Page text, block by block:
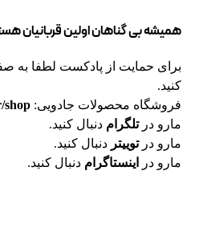
همیشه بی گناهان اولین قربانیان
برای حمایت از پادکست لطفا به
کنید.
فروشگاه محصولات جادویی:shop
مارو درتلگرام دنبال کنید.
مارو درتوییتر دنبال کنید.
مارو در
اینستاگرام دنبال کنید.